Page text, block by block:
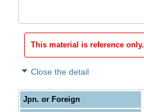
This material is reference only.
Close the detail
Jpn. or Foreign